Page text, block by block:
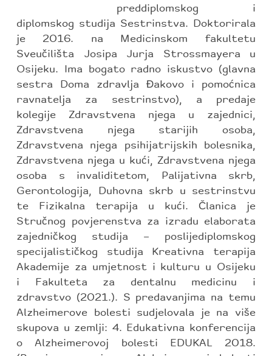
preddiplomskog i
diplomskog studija Sestrinstva. Doktorirala
je 2016. na Medicinskom fakultetu
Sveučilišta Josipa Jurja Strossmayera u
Osijeku. Ima bogato radno iskustvo (glavna
sestra Doma zdravlja Đakovo i pomoćnica
ravnatelja za sestrinstvo), a predaje
kolegije Zdravstvena njega u zajednici,
Zdravstvena njega starijih osoba,
Zdravstvena njega psihijatrijskih bolesnika,
Zdravstvena njega u kući, Zdravstvena njega
osoba s invaliditetom, Palijativna skrb,
Gerontologija, Duhovna skrb u sestrinstvu
te Fizikalna terapija u kući. Članica je
Stručnog povjerenstva za izradu elaborata
zajedničkog studija – poslijediplomskog
specijalističkog studija Kreativna terapija
Akademije za umjetnost i kulturu u Osijeku
i Fakulteta za dentalnu medicinu i
zdravstvo (2021.). S predavanjima na temu
Alzheimerove bolesti sudjelovala je na više
skupova u zemlji: 4. Edukativna konferencija
o Alzheimerovoj bolesti EDUKAL 2018.